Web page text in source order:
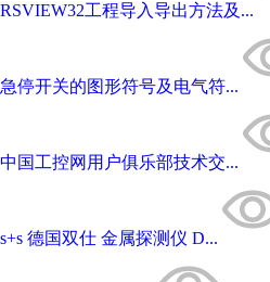
RSVIEW32工程导入导出方法及...
急停开关的图形符号及电气符...
中国工控网用户俱乐部技术交...
s+s 德国双仕 金属探测仪 D...